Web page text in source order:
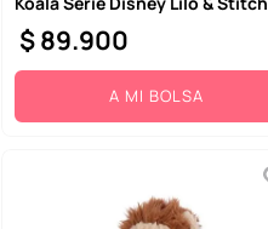
$89.900
A MI BOLSA